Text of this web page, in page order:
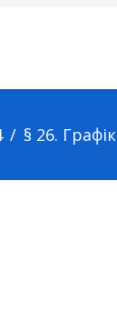
§ 26. Графік